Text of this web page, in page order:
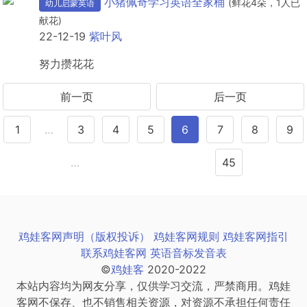
幼儿启蒙英语
(鲜花4朵，1人已
献花)
22-12-19 紫叶风
努力攒花花
前一页 后一页
1 … 3 4 5 6 7 8 9
… 45
鸡娃客网声明（版权投诉） 鸡娃客网规则 鸡娃客网指引
联系鸡娃客网 英语音标发音表
©鸡娃客 2020-2022
本站内容均为网友分享，仅供学习交流，严禁商用。鸡娃
客网不保存、也不销售相关资源，对资源不承担任何责任